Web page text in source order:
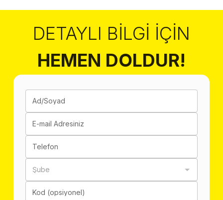
DETAYLI BILGI İÇIN
HEMEN DOLDUR!
Ad/Soyad
E-mail Adresiniz
Telefon
Şube
Kod (opsiyonel)